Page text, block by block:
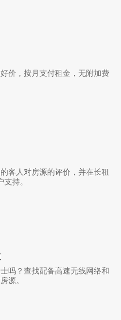
价，按月支付租金，无附加费
客人对房源的评价，并在长租
持。
吗？查找配备高速无线网络和
源。